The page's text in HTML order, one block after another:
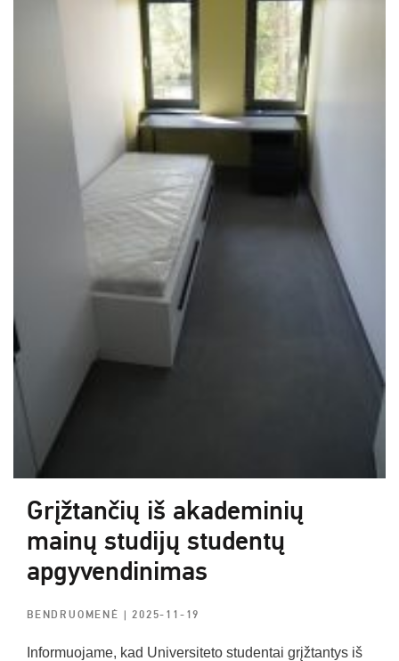
Grįžtančių iš akademinių
mainų studijų studentų
apgyvendinimas
BENDRUOMENĖ | 2025-11-19
Informuojame, kad Universiteto studentai grįžtantys iš